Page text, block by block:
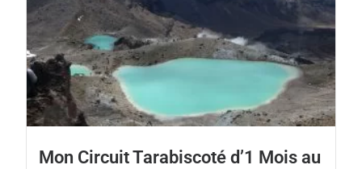
Mon Circuit Tarabiscoté d’1 Mois au